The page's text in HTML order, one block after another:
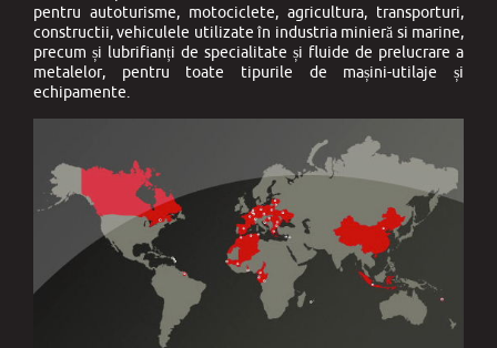
pentru autoturisme, motociclete, agricultura, transporturi,
constructii, vehiculele utilizate în industria minieră si marine,
precum și lubrifianți de specialitate și fluide de prelucrare a
metalelor, pentru toate tipurile de mașini-utilaje și
echipamente.